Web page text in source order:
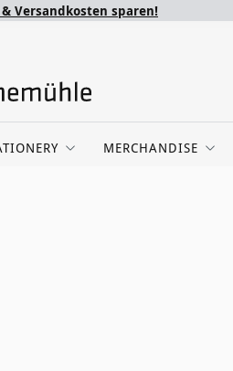
Versandkosten sparen!
MERCHANDISE